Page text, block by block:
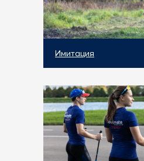
Имитация